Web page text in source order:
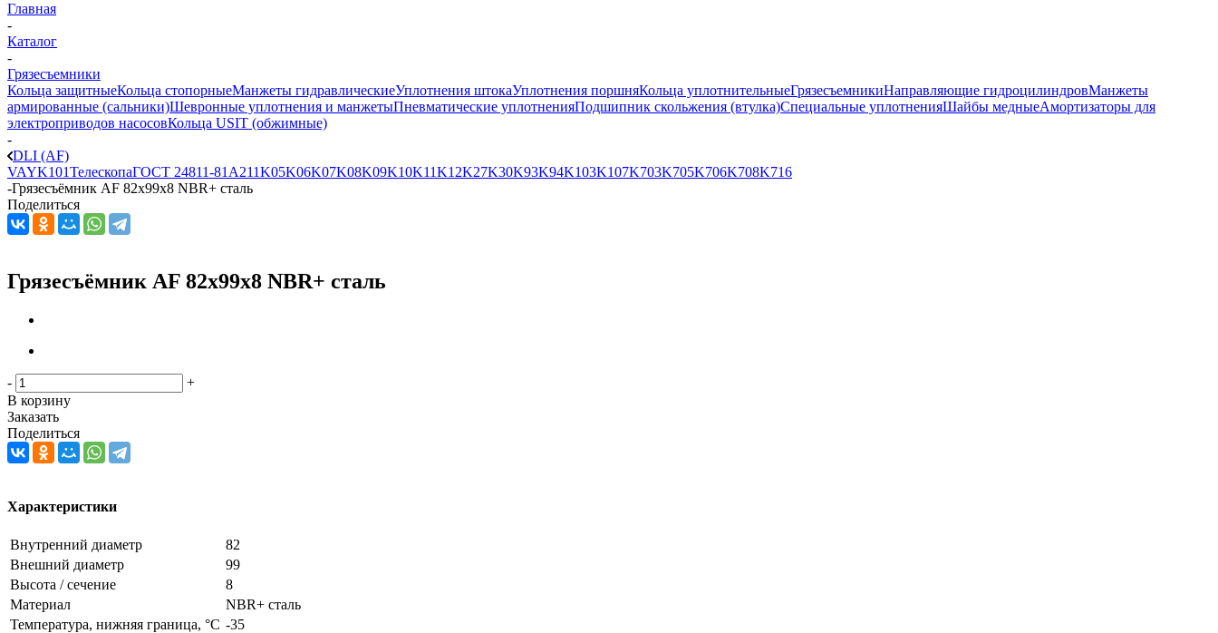
Главная
-
Каталог
-
Грязесъемники
Кольца защитныеКольца стопорныеМанжеты гидравлическиеУплотнения штокаУплотнения поршняКольца уплотнительныеГрязесъемникиНаправляющие гидроцилиндровМанжеты
армированные (сальники)Шевронные уплотнения и манжетыПневматические уплотненияПодшипник скольжения (втулка)Специальные уплотненияШайбы медныеАмортизаторы для
электроприводов насосовКольца USIT (обжимные)
-
DLI (AF)
VAYK101ТелескопаГОСТ 24811-81 A211K05K06K07K08K09K10K11K12K27K30K93K94K103K107K703K705K706K708K716
-Грязесъёмник AF 82x99x8 NBR+ сталь
Поделиться
Грязесъёмник AF 82x99x8 NBR+ сталь
-
+
В корзину
Заказать
Поделиться
Характеристики
Внутренний диаметр
82
Внешний диаметр
99
Высота / сечение
8
Материал
NBR+ сталь
Температура, нижняя граница, °C -35